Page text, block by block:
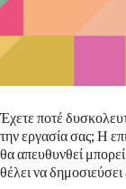
Έχετε ποτέ
την εργασία σας; Η
θα απευθυνθεί
θέλει να δημοσιεύσει